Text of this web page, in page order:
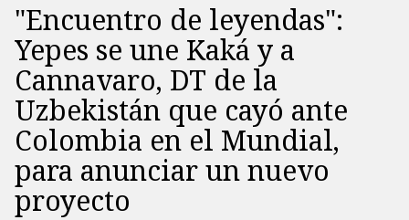
"Encuentro de leyendas":
Yepes se une Kaká y a
Cannavaro, DT de la
Uzbekistán que cayó ante
Colombia en el Mundial,
para anunciar un nuevo
proyecto